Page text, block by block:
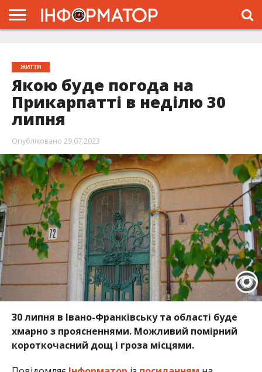
ЖИТТЯ
Якою буде погода на
Прикарпатті в неділю 30
липня
Опубліковано 29.07.2023
30 липня в Івано-Франківську та області буде
хмарно з проясненнями. Можливий помірний
короткочасний дощ і гроза місцями.